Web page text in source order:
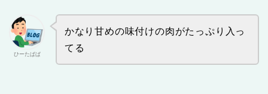
ひーたぱぱ
かなり甘めの味付けの肉がたっぷり入っ
てる